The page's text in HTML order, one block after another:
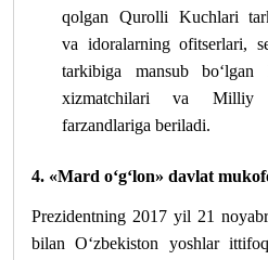
qolgan Qurolli Kuchlari
va idoralarning ofitserlari,
tarkibiga mansub
xizmatchilari va Milliy
farzandlariga beriladi.
4. «Mard o‘g‘lon» davlat
Prezidentning 2017 yil 21
bilan O‘zbekiston yoshlar